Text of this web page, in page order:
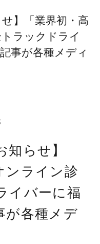
】「業界初・高
ラックドライ
事が各種メディ
知らせ】
ンライン診
イバーに福
が各種メデ